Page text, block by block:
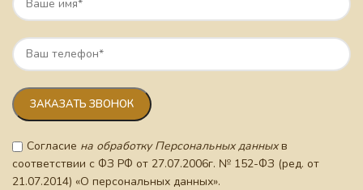
Согласие на обработку Персональных данныхв
соответствии с ФЗ РФ от 27.07.2006г. № 152-ФЗ (ред. от
21.07.2014) «О персональных данных».